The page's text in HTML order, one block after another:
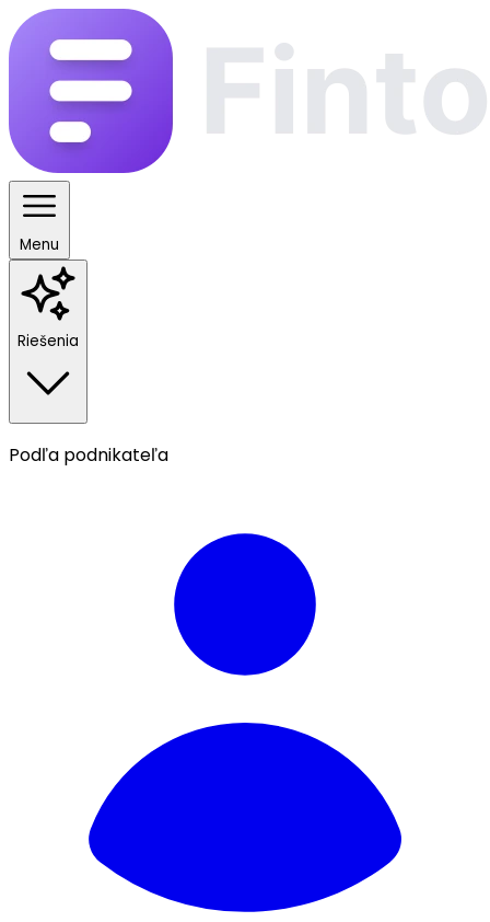
Menu
Riešenia
Podľa podnikateľa